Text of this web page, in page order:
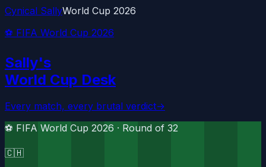
Cynical SallyWorld Cup 2026
⚽ FIFA World Cup 2026
Sally's
World Cup Desk
Every match, every brutal verdict→
⚽ FIFA World Cup 2026 · Round of 32
🇨🇭